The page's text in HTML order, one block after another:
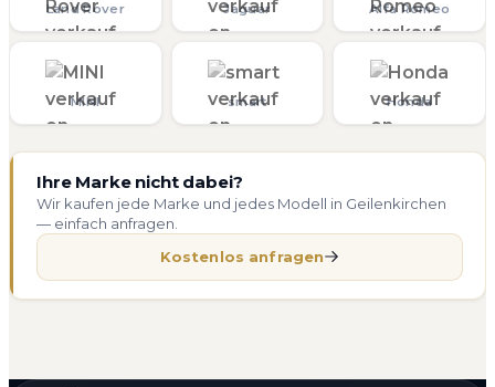
Land Rover Jaguar Alfa Romeo
MINI smart Honda
Ihre Marke nicht dabei?
Wir kaufen jede Marke und jedes Modell in Geilenkirchen
— einfach anfragen.
Kostenlos anfragen